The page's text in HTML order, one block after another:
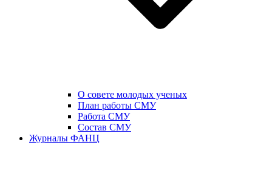
О совете молодых ученых
План работы СМУ
Работа СМУ
Состав СМУ
Журналы ФАНЦ